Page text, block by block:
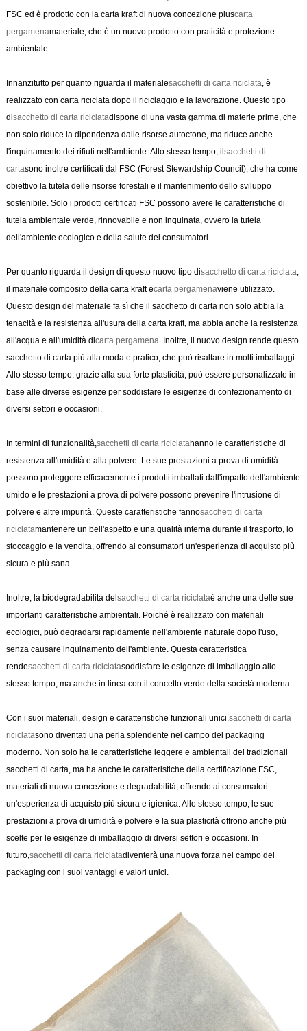
FSC ed è prodotto con la carta kraft di nuova concezione pluscarta
pergamenamateriale, che è un nuovo prodotto con praticità e protezione
ambientale.
Innanzitutto per quanto riguarda il materialesacchetti di carta riciclata , è
realizzato con carta riciclata dopo il riciclaggio e la lavorazione. Questo tipo
disacchetto di carta riciclatadispone di una vasta gamma di materie prime, che
non solo riduce la dipendenza dalle risorse autoctone, ma riduce anche
l'inquinamento dei rifiuti nell'ambiente. Allo stesso tempo, ilsacchetti di
cartasono inoltre certificati dal FSC (Forest Stewardship Council), che ha come
obiettivo la tutela delle risorse forestali e il mantenimento dello sviluppo
sostenibile. Solo i prodotti certificati FSC possono avere le caratteristiche di
tutela ambientale verde, rinnovabile e non inquinata, ovvero la tutela
dell'ambiente ecologico e della salute dei consumatori.
Per quanto riguarda il design di questo nuovo tipo disacchetto di carta riciclata
il materiale composito della carta kraft ecarta pergamenaviene utilizzato.
Questo design del materiale fa sì che il sacchetto di carta non solo abbia la
tenacità e la resistenza all'usura della carta kraft, ma abbia anche la resistenza
all'acqua e all'umidità dicarta pergamena . Inoltre, il nuovo design rende questo
sacchetto di carta più alla moda e pratico, che può risaltare in molti imballaggi.
Allo stesso tempo, grazie alla sua forte plasticità, può essere personalizzato in
base alle diverse esigenze per soddisfare le esigenze di confezionamento di
diversi settori e occasioni.
In termini di funzionalità, sacchetti di carta riciclatahanno le caratteristiche di
resistenza all'umidità e alla polvere. Le sue prestazioni a prova di umidità
possono proteggere efficacemente i prodotti imballati dall'impatto dell'ambiente
umido e le prestazioni a prova di polvere possono prevenire l'intrusione di
polvere e altre impurità. Queste caratteristiche fannosacchetti di carta
riciclatamantenere un bell'aspetto e una qualità interna durante il trasporto, lo
stoccaggio e la vendita, offrendo ai consumatori un'esperienza di acquisto più
sicura e più sana.
Inoltre, la biodegradabilità delsacchetti di carta riciclataè anche una delle sue
importanti caratteristiche ambientali. Poiché è realizzato con materiali
ecologici, può degradarsi rapidamente nell'ambiente naturale dopo l'uso,
senza causare inquinamento dell'ambiente. Questa caratteristica
rendesacchetti di carta riciclatasoddisfare le esigenze di imballaggio allo
stesso tempo, ma anche in linea con il concetto verde della società moderna.
Con i suoi materiali, design e caratteristiche funzionali unici, sacchetti di carta
riciclatasono diventati una perla splendente nel campo del packaging
moderno. Non solo ha le caratteristiche leggere e ambientali dei tradizionali
sacchetti di carta, ma ha anche le caratteristiche della certificazione FSC,
materiali di nuova concezione e degradabilità, offrendo ai consumatori
un'esperienza di acquisto più sicura e igienica. Allo stesso tempo, le sue
prestazioni a prova di umidità e polvere e la sua plasticità offrono anche più
scelte per le esigenze di imballaggio di diversi settori e occasioni. In
futuro, sacchetti di carta riciclatadiventerà una nuova forza nel campo del
packaging con i suoi vantaggi e valori unici.